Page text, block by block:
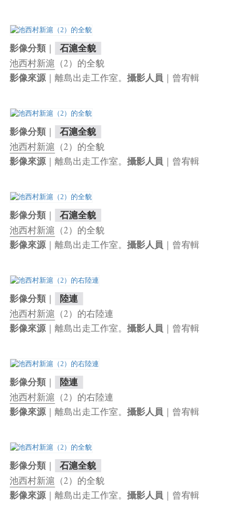
影像分類｜ 石滬全貌
池西村新滬 （2）的全貌
影像來源｜離島出走工作室。攝影人員 ｜曾宥輯
影像分類｜ 石滬全貌
池西村新滬 （2）的全貌
影像來源｜離島出走工作室。攝影人員 ｜曾宥輯
影像分類｜ 石滬全貌
池西村新滬 （2）的全貌
影像來源｜離島出走工作室。攝影人員 ｜曾宥輯
影像分類｜ 陸連
池西村新滬 （2）的右陸連
影像來源｜離島出走工作室。攝影人員 ｜曾宥輯
影像分類｜ 陸連
池西村新滬 （2）的右陸連
影像來源｜離島出走工作室。攝影人員 ｜曾宥輯
影像分類｜ 石滬全貌
池西村新滬 （2）的全貌
影像來源｜離島出走工作室。攝影人員 ｜曾宥輯